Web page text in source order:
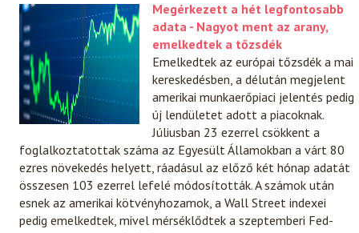
Megérkezett a hét legfontosabb
adata - Nagyot ment az arany,
emelkedtek a tőzsdék
Emelkedtek az európai tőzsdék a mai
kereskedésben, a délután megjelent
amerikai munkaerőpiaci jelentés pedig
új lendületet adott a piacoknak.
Júliusban 23 ezerrel csökkent a
foglalkoztatottak száma az Egyesült Államokban a várt 80
ezres növekedés helyett, ráadásul az előző két hónap adatát
összesen 103 ezerrel lefelé módosították. A számok után
esnek az amerikai kötvényhozamok, a Wall Street indexei
pedig emelkedtek, mivel mérséklődtek a szeptemberi Fed-